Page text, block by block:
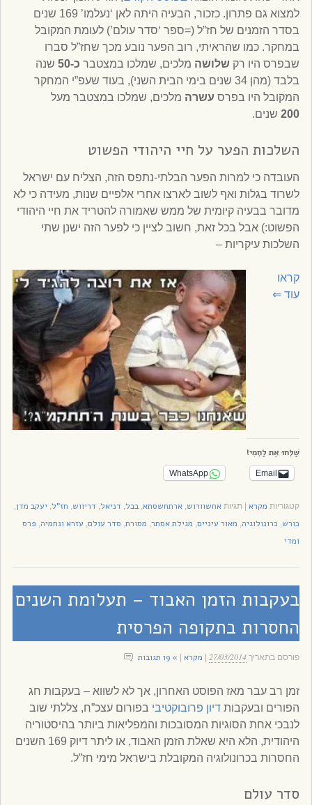
למצוא גם פתרון. כזכור, הבעיה היתה לאן ‘נעלמו’ 169 שנים
בסדר הזמנים של חז”ל (=ספר ‘סדר עולם’) לעומת המקובל
במחקר. כמו שהראיתי, רוב הפער נובע מכך שחז”ל סברו
שבפרס היו רקשלושה מלכים, שמלכו במצטבר כ-50
שנה
בלבד (מהן 34 שנים בימי הבית השני), בעוד שעפ”י המחקר
המקובל היו בפרס עשרה מלכים, שמלכו במצטבר מעל
200 שנים.
השלכות הפער על חיי היהודי הפשוט
העובדה כי למרות הפער הבלתי-נתפס הזה, הצליח עם ישראל
לשרוד בגלות ואף לשוב לארצו אחרי אלפיים שנות, מעידה כי לא
מדובר בבעיה קיומית של ממש שאמורה להטריד את חיי היהודי
הפשוט:) אבל בכל זאת, חשוב לציין כי לפער הזה ישנן שתי
השלכות עיקריות –
קראו
עוד⇐
שַׁלְּחוּ אֶת לַחְמִי!
Email
WhatsApp
קטגוריות מקרא |תגיותאחשוורוש,ארתחשסתא,בבל, דניאל, דריווש, חז"ל, יעקב מדן,
כורש, כרונולוגיה, מאור עיניים, מגילת אסתר, מסורת, סדר עולם, עזרא ונחמיה, פרס
ומדי
בעקבות הזמן האבוד – תעלומת השנים
החסרות בתקופה הפרסית
פורסם בתאריך27/03/2014 מקרא » 19 תגובות
זמן רב עבר מאז הפוסט האחרון, אך לא לשווא – בעקבות חג
הפורים ובעקבותדיון פרובוקטיבי בפורום עצכ”ח, צללתי שוב
לנבכי אחת הסוגיות המסובכות והמפליאות ביותר בהיסטוריה
היהודית, הלא היא שאלת הזמן האבוד, או ליתר דיוק 169 השנים
החסרות בכרונולוגיה המקובלת בישראל מימי חז”ל.
סדר עולם